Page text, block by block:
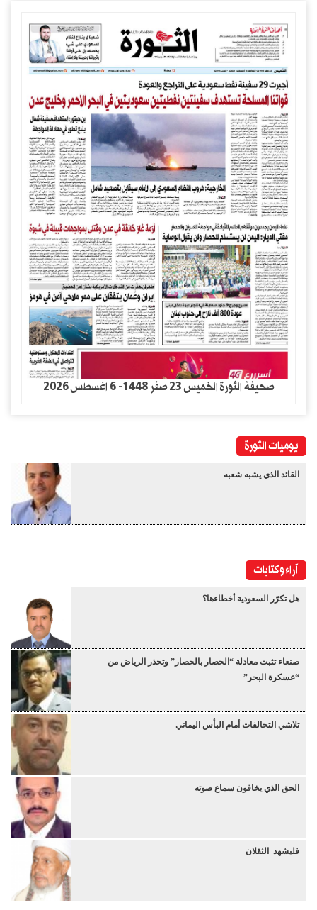
صحيفة الثورة الخميس 23 صفر 1448- 6 اغسطس 2026
يوميات الثورة
القائد الذي يشبه شعبه
آراء وكتابات
هل تكرّر السعودية أخطاءها؟
صنعاء تثبت معادلة “الحصار بالحصار” وتحذر الرياض من
“عسكرة البحر”
تلاشي التحالفات أمام البأس اليماني
الحق الذي يخافون سماع صوته
فليشهد الثقلان